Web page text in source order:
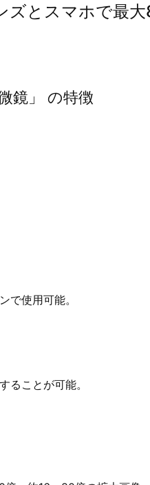
ズとスマホで最
鏡」 の特徴
で使用可能。
ることが可能。